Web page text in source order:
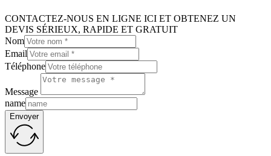
CONTACTEZ-NOUS EN LIGNE ICI ET OBTENEZ UN
DEVIS SÉRIEUX, RAPIDE ET GRATUIT
Nom
Email
Téléphone
Message
name
Envoyer